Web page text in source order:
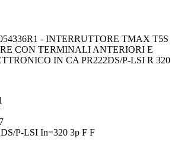
- INTERRUTTORE TMAX T5S
CON TERMINALI ANTERIORI E
IN CA PR222DS/P-LSI R 320
P-LSI In=320 3p F F